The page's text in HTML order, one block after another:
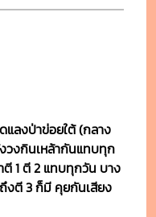
แลงป่าข่อยใต้ (กลาง
วงกินเหล้ากันแทบทุก
ตี 1 ตี 2 แทบทุกวัน บาง
งตี 3 ก็มี คุยกันเสียง